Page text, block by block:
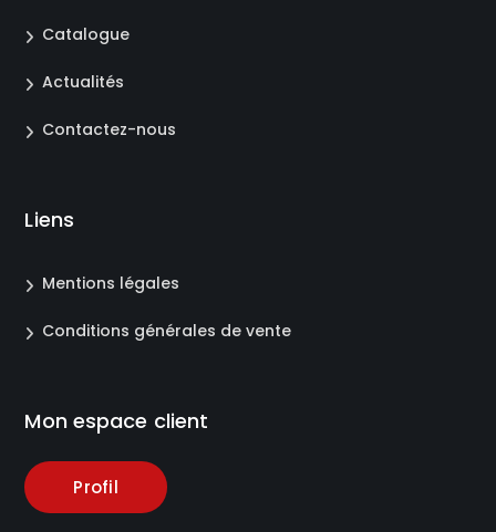
Catalogue
Actualités
Contactez-nous
Liens
Mentions légales
Conditions générales de vente
Mon espace client
Profil